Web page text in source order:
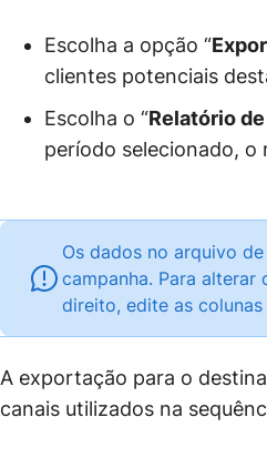
Escolha a opção “
clientes potenciais
Escolha o “Relatório
período selecionado, o
Os dados no arquivo
campanha. Para
direito, edite as colunas
A exportação para o
canais utilizados na